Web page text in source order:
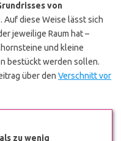
von
. Auf diese Weise lässt sich
jeweilige Raum hat –
und kleine
bestückt werden sollen.
über den Verschnitt vor
zu wenig